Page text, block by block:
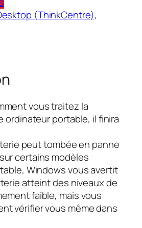
(ThinkCentre)
vous traitez la
ordinateur portable, il finira
peut tombée en panne
certains modèles
Windows vous avertit
atteint des niveaux de
faible, mais vous
vérifier vous même dans